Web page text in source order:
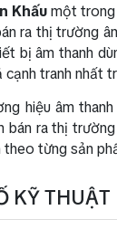
Khấumột trong
ra thị trường
bị âm thanh
tranh nhất
hiệu âm
bán ra thị
theo từng sản
KỸ THUẬT